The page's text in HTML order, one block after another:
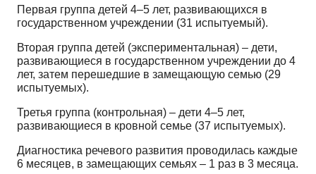
Первая группа детей 4–5 лет, развивающихся в
государственном учреждении (31 испытуемый).
Вторая группа детей (экспериментальная) – дети,
развивающиеся в государственном учреждении до 4
лет, затем перешедшие в замещающую семью (29
испытуемых).
Третья группа (контрольная) – дети 4–5 лет,
развивающиеся в кровной семье (37 испытуемых).
Диагностика речевого развития проводилась каждые
6 месяцев, в замещающих семьях – 1 раз в 3 месяца.